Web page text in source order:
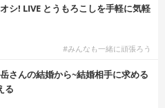
シ! LIVE とうもろこしを手軽に気軽
#みんなも一緒に頑張ろう
さんの結婚から~結婚相手に求める
る